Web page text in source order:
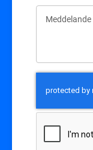
Meddelande